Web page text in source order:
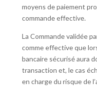
moyens de paiement
commande effective.
La Commande validée
comme effective que
bancaire sécurisé aura
transaction et, le cas
en charge du risque de